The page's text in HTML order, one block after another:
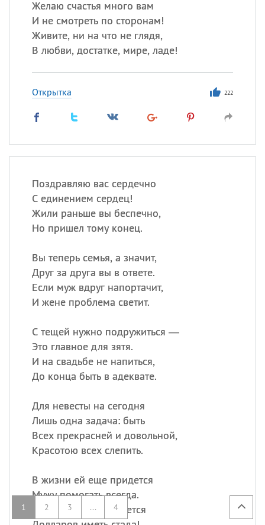
Желаю счастья много вам
И не смотреть по сторонам!
Живите, ни на что не глядя,
В любви, достатке, мире, ладе!
Открытка 222
Поздравляю вас сердечно
С единением сердец!
Жили раньше вы беспечно,
Но пришел тому конец.
Вы теперь семья, а значит,
Друг за друга вы в ответе.
Если муж вдруг напортачит,
И жене проблема светит.
С тещей нужно подружиться —
Это главное для зятя.
И на свадьбе не напиться,
До конца быть в адеквате.
Для невесты на сегодня
Лишь одна задача: быть
Всех прекрасней и довольной,
Красотою всех слепить.
В жизни ей еще придется
Мужу помогать всегда.
Пожелать лишь остается
1 2 3 ... 4